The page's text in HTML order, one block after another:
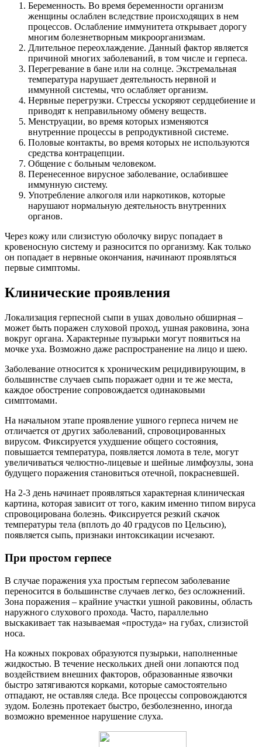
Беременность. Во время беременности организм
женщины ослаблен вследствие происходящих в нем
процессов. Ослабление иммунитета открывает дорогу
многим болезнетворным микроорганизмам.
Длительное переохлаждение. Данный фактор является
причиной многих заболеваний, в том числе и герпеса.
Перегревание в бане или на солнце. Экстремальная
температура нарушает деятельность нервной и
иммунной системы, что ослабляет организм.
Нервные перегрузки. Стрессы ускоряют сердцебиение и
приводят к неправильному обмену веществ.
Менструации, во время которых изменяются
внутренние процессы в репродуктивной системе.
Половые контакты, во время которых не используются
средства контрацепции.
Общение с больным человеком.
Перенесенное вирусное заболевание, ослабившее
иммунную систему.
Употребление алкоголя или наркотиков, которые
нарушают нормальную деятельность внутренних
органов.
Через кожу или слизистую оболочку вирус попадает в
кровеносную систему и разносится по организму. Как только
он попадает в нервные окончания, начинают проявляться
первые симптомы.
Клинические проявления
Локализация герпесной сыпи в ушах довольно обширная –
может быть поражен слуховой проход, ушная раковина, зона
вокруг органа. Характерные пузырьки могут появиться на
мочке уха. Возможно даже распространение на лицо и шею.
Заболевание относится к хроническим рецидивирующим, в
большинстве случаев сыпь поражает одни и те же места,
каждое обострение сопровождается одинаковыми
симптомами.
На начальном этапе проявление ушного герпеса ничем не
отличается от других заболеваний, спровоцированных
вирусом. Фиксируется ухудшение общего состояния,
повышается температура, появляется ломота в теле, могут
увеличиваться челюстно-лицевые и шейные лимфоузлы, зона
будущего поражения становиться отечной, покрасневшей.
На 2-3 день начинает проявляться характерная клиническая
картина, которая зависит от того, каким именно типом вируса
спровоцирована болезнь. Фиксируется резкий скачок
температуры тела (вплоть до 40 градусов по Цельсию),
появляется сыпь, признаки интоксикации исчезают.
При простом герпесе
В случае поражения уха простым герпесом заболевание
переносится в большинстве случаев легко, без осложнений.
Зона поражения – крайние участки ушной раковины, область
наружного слухового прохода. Часто, параллельно
выскакивает так называемая «простуда» на губах, слизистой
носа.
На кожных покровах образуются пузырьки, наполненные
жидкостью. В течение нескольких дней они лопаются под
воздействием внешних факторов, образованные язвочки
быстро затягиваются корками, которые самостоятельно
отпадают, не оставляя следа. Все процессы сопровождаются
зудом. Болезнь протекает быстро, безболезненно, иногда
возможно временное нарушение слуха.